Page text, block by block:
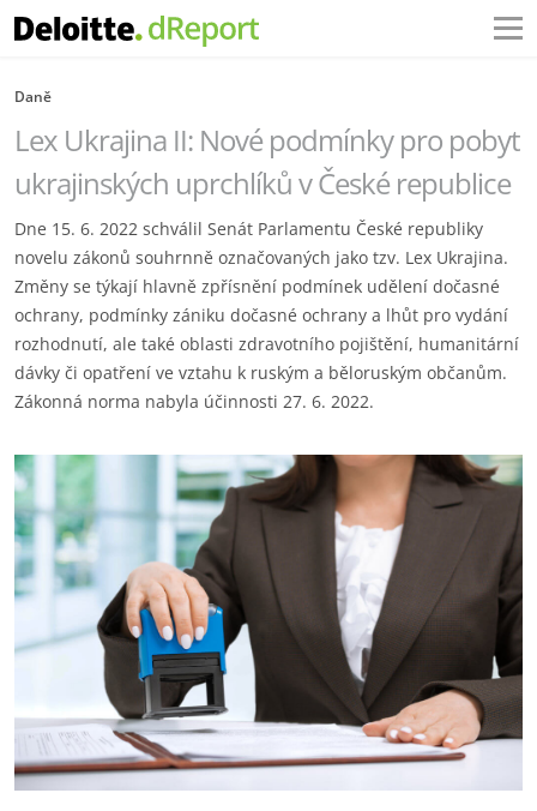
Daně
Lex Ukrajina II: Nové podmínky pro pobyt
ukrajinských uprchlíků v České republice
Dne 15. 6. 2022 schválil Senát Parlamentu České republiky
novelu zákonů souhrnně označovaných jako tzv. Lex Ukrajina.
Změny se týkají hlavně zpřísnění podmínek udělení dočasné
ochrany, podmínky zániku dočasné ochrany a lhůt pro vydání
rozhodnutí, ale také oblasti zdravotního pojištění, humanitární
dávky či opatření ve vztahu k ruským a běloruským občanům.
Zákonná norma nabyla účinnosti 27. 6. 2022.